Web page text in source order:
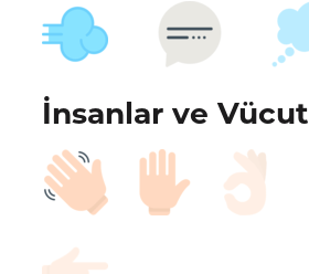
İnsanlar ve Vücut